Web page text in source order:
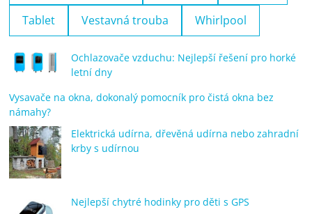
Tablet Vestavná trouba Whirlpool
Ochlazovače vzduchu: Nejlepší řešení pro horké
letní dny
Vysavače na okna, dokonalý pomocník pro čistá okna bez
námahy?
Elektrická udírna, dřevěná udírna nebo zahradní
krby s udírnou
Nejlepší chytré hodinky pro děti s GPS